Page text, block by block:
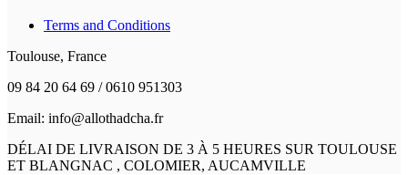
Terms and Conditions
Toulouse, France
09 84 20 64 69 / 0610 951303
Email: info@allothadcha.fr
DÉLAI DE LIVRAISON DE 3 À 5 HEURES SUR TOULOUSE
ET BLANGNAC , COLOMIER, AUCAMVILLE